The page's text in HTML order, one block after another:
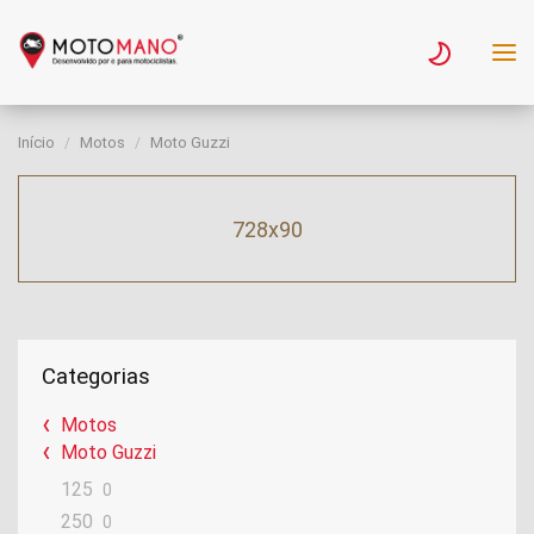
Início Motos Moto Guzzi
728x90
Categorias
Motos
Moto Guzzi
125
0
250 0